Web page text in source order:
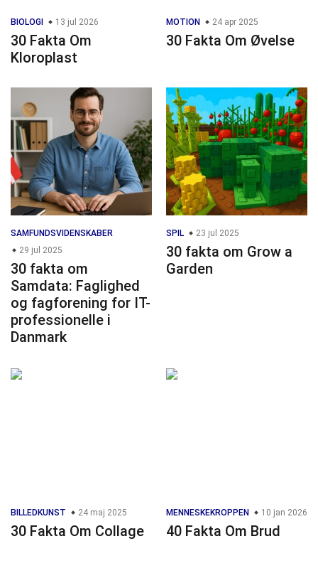
BIOLOGI 13 jul 2026
30 Fakta Om
Kloroplast
MOTION 24 apr 2025
30 Fakta Om Øvelse
SAMFUNDSVIDENSKABER
29 jul 2025
30 fakta om
Samdata: Faglighed
og fagforening for IT-
professionelle i
Danmark
SPIL 23 jul 2025
30 fakta om Grow a
Garden
BILLEDKUNST 24 maj 2025
30 Fakta Om Collage
MENNESKEKROPPEN 10 jan 2026
40 Fakta Om Brud